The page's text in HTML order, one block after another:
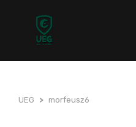
UEG > morfeusz6